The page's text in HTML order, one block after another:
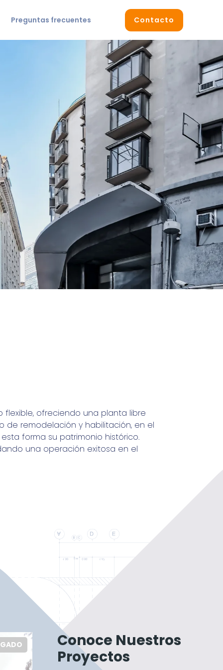
Preguntas frecuentes Contacto
flexible, ofreciendo una planta libre
de remodelación y habilitación, en el
forma su patrimonio histórico.
una operación exitosa en el
ENTREGADO
Conoce Nuestros
Proyectos